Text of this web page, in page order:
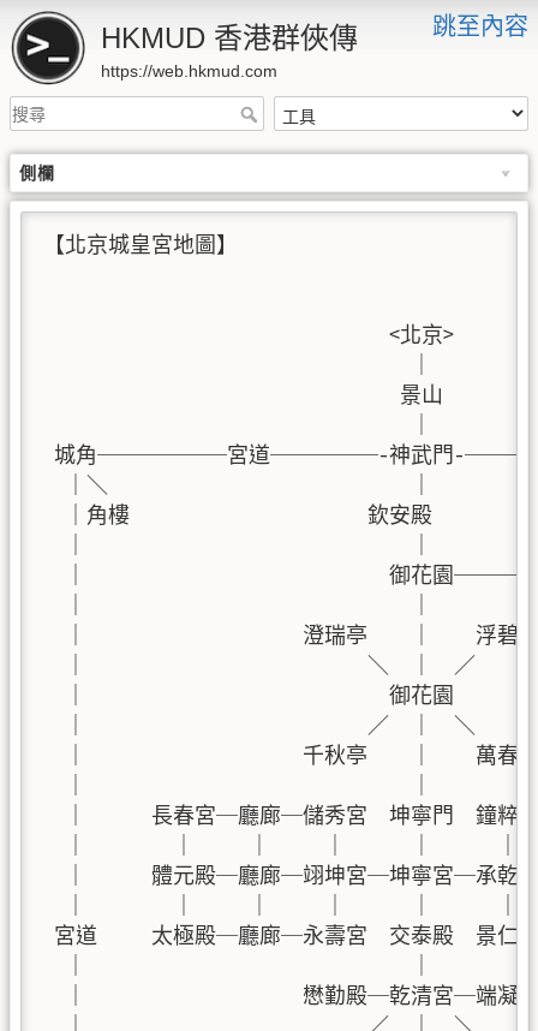
跳至內容
HKMUD 香港群俠傳
https://web.hkmud.com
側欄
【北京城皇宮地圖】
                                <北京>
                                  ｜
                                 景山
                                  ｜
城角──────宮道─────-神武門-
｜＼                            ｜
｜角樓                      欽安殿
｜                              ｜
｜                            御花園
｜                              ｜
｜                    澄瑞亭    ｜    浮碧
｜                          ＼  ｜  ／
｜                            御花園
｜                          ／  ｜  ＼
｜                    千秋亭    ｜    萬春
｜                              ｜
｜      長春宮─廳廊─儲秀宮  坤寧門  鐘粹
｜        ｜     ｜     ｜      ｜      ｜
｜      體元殿─廳廊─翊坤宮─坤寧宮─承乾
｜        ｜     ｜     ｜      ｜      ｜
宮道     太極殿─廳廊─永壽宮  交泰殿  景仁
｜                              ｜
｜                    懋勤殿─乾清宮─端凝
｜                          ／  ｜  ＼